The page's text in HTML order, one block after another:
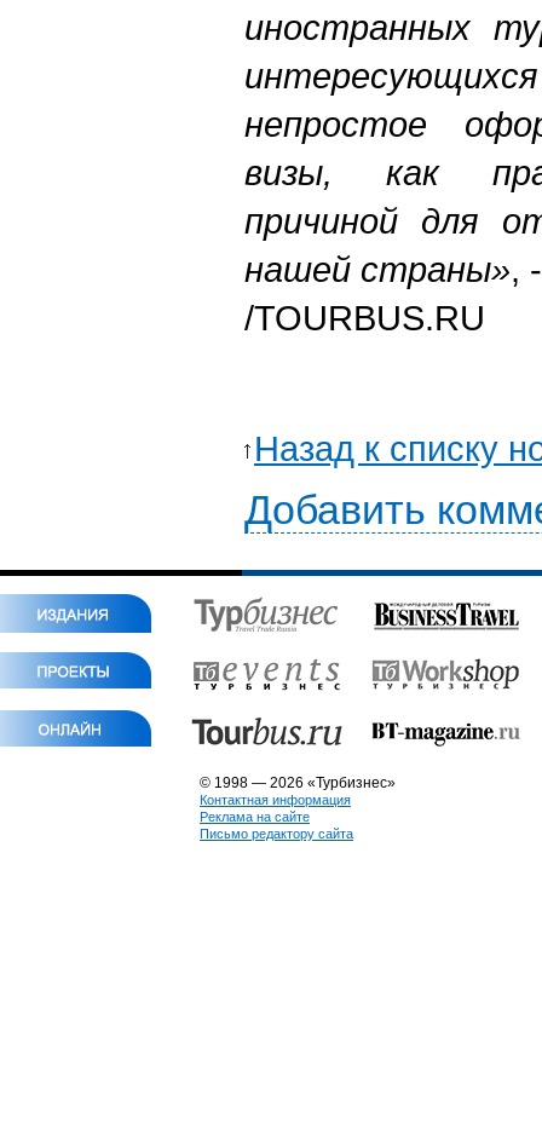
иностранных
непростое
визы, как
причиной для
нашей страны»,
/TOURBUS.RU
Назад к списку
Добавить
© 1998 — 2026 «Турбизнес»
Контактная информация
Реклама на сайте
Письмо редактору сайта